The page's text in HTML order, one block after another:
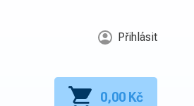
Přihlásit
0,00 Kč